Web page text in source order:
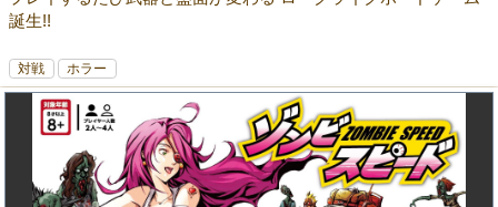
誕生!!
対戦 ホラー